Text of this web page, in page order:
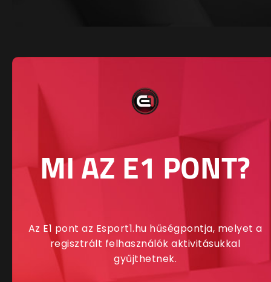
MI AZ E1 PONT?
Az E1 pont az Esport1.hu hűségpontja, melyet a
regisztrált felhasználók aktivitásukkal
gyűjthetnek.